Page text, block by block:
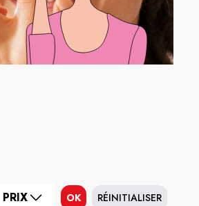
PRIX OK RÉINITIALISER